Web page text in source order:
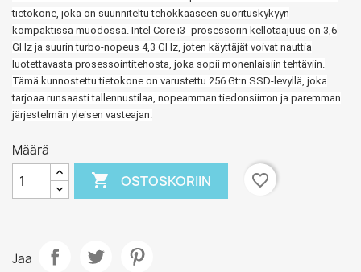
tietokone, joka on suunniteltu tehokkaaseen suorituskykyyn
kompaktissa muodossa. Intel Core i3 -prosessorin kellotaajuus on 3,6
GHz ja suurin turbo-nopeus 4,3 GHz, joten käyttäjät voivat nauttia
luotettavasta prosessointitehosta, joka sopii monenlaisiin tehtäviin.
Tämä kunnostettu tietokone on varustettu 256 Gt:n SSD-levyllä, joka
tarjoaa runsaasti tallennustilaa, nopeamman tiedonsiirron ja paremman
järjestelmän yleisen vasteajan.
Määrä
 OSTOSKORIIN favorite_border
Jaa